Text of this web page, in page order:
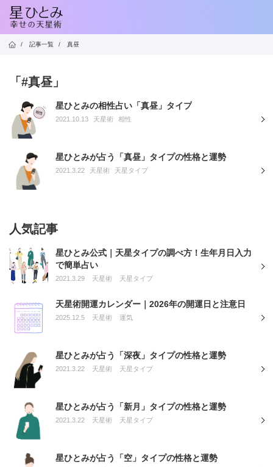
/ 記事一覧 / 真昼
「#真昼」
星ひとみの相性占い「真昼」タイプ
2021.10.13 天星術 相性
星ひとみが占う「真昼」タイプの性格と運勢
2021.3.22 天星術 天星タイプ
人気記事
星ひとみ公式｜天星タイプの調べ方！生年月日入力
で簡単占い
2021.3.29 天星術 天星タイプ
天星術開運カレンダー｜2026年の開運日と注意日
2025.12.5 天星術 運気
星ひとみが占う「深夜」タイプの性格と運勢
2021.3.22 天星術 天星タイプ
星ひとみが占う「新月」タイプの性格と運勢
2021.3.22 天星術 天星タイプ
星ひとみが占う「空」タイプの性格と運勢